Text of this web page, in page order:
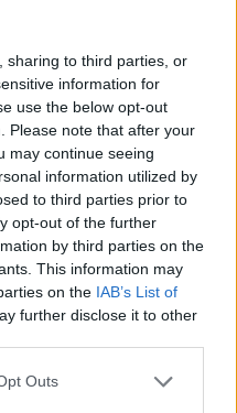
sharing to third parties, or
information for
use the below opt-out
Please note that after your
may continue seeing
information utilized by
to third parties prior to
opt-out of the further
by third parties on the
This information may
on the IAB’s List of
further disclose it to other
Outs
0 reazioni